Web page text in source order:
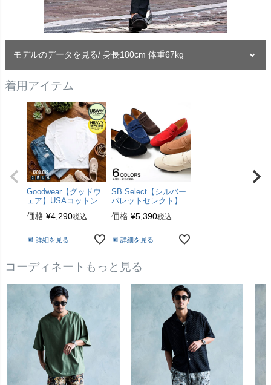
モデルのデータを見る/ 身長180cm 体重67kg
-TAIRA-
身長180cm 体重67kg
着用アイテム
Goodwear【グッドウ
ェア】USAコットンポ
ケット付きビッグシル
エットクルーネック長
ール便対応】
価格 ¥4,290税込
詳細を見る
SB Select【シルバー
バレットセレクト】フ
ェイクススエードペニ
ーローファー/全6色
価格 ¥5,390税込
詳細を見る
コーディネートもっと見る